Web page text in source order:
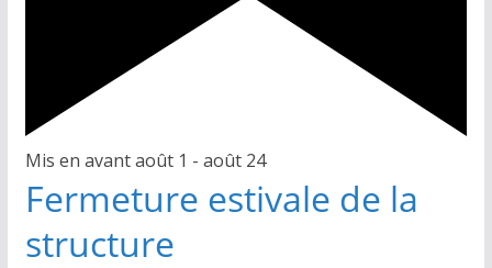
Mis en avantaoût 1 - août 24
Fermeture estivale de la
structure